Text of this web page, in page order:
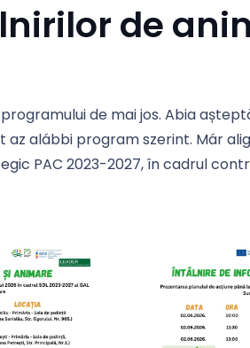
de
de mai jos. Abia
alábbi program szerint. Már
PAC 2023-2027, în cadrul